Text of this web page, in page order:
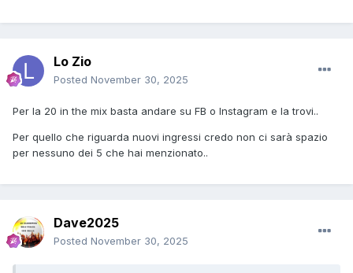
Lo Zio
Posted November 30, 2025
Per la 20 in the mix basta andare su FB o Instagram e la trovi..
Per quello che riguarda nuovi ingressi credo non ci sarà spazio
per nessuno dei 5 che hai menzionato..
Dave2025
Posted November 30, 2025